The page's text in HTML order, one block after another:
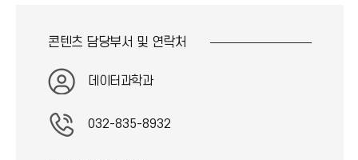
콘텐츠 담당부서 및 연락처
데이터과학과
032-835-8932